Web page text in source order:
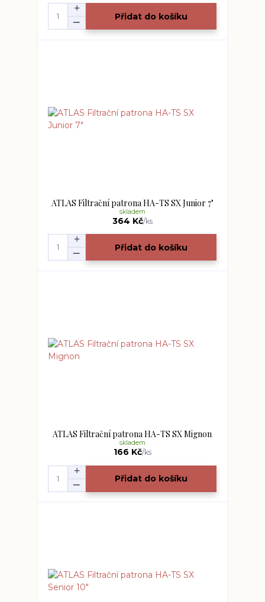
Přidat do košíku
ATLAS Filtrační patrona HA-TS SX Junior 7"
364 Kč/ks
skladem
Přidat do košíku
ATLAS Filtrační patrona HA-TS SX Mignon
166 Kč/ks
skladem
Přidat do košíku